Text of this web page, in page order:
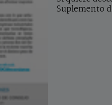
Suplemento